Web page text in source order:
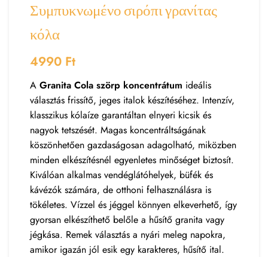
Συμπυκνωμένο σιρόπι γρανίτας
κόλα
4990 Ft
A Granita Cola szörp koncentrátum ideális
választás frissítő, jeges italok készítéséhez. Intenzív,
klasszikus kólaíze garantáltan elnyeri kicsik és
nagyok tetszését. Magas koncentráltságának
köszönhetően gazdaságosan adagolható, miközben
minden elkészítésnél egyenletes minőséget biztosít.
Kiválóan alkalmas vendéglátóhelyek, büfék és
kávézók számára, de otthoni felhasználásra is
tökéletes. Vízzel és jéggel könnyen elkeverhető, így
gyorsan elkészíthető belőle a hűsítő granita vagy
jégkása. Remek választás a nyári meleg napokra,
amikor igazán jól esik egy karakteres, hűsítő ital.